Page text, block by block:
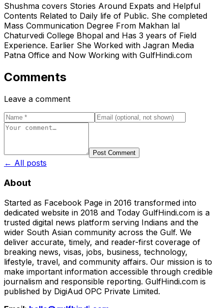
Shushma covers Stories Around Expats and Helpful
Contents Related to Daily life of Public. She completed
Mass Communication Degree From Makhan lal
Chaturvedi College Bhopal and Has 3 years of Field
Experience. Earlier She Worked with Jagran Media
Patna Office and Now Working with GulfHindi.com
Comments
Leave a comment
Post Comment
← All posts
About
Started as Facebook Page in 2016 transformed into
dedicated website in 2018 and Today GulfHindi.com is a
trusted digital news platform serving Indians and the
wider South Asian community across the Gulf. We
deliver accurate, timely, and reader-first coverage of
breaking news, visas, jobs, business, technology,
lifestyle, travel, and community affairs. Our mission is to
make important information accessible through credible
journalism and responsible reporting. GulfHindi.com is
published by DigiAud OPC Private Limited.